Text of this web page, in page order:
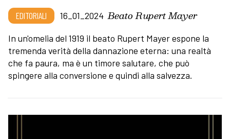
EDITORIALI 16_01_2024 Beato Rupert Mayer
In un'omelia del 1919 il beato Rupert Mayer espone la
tremenda verità della dannazione eterna: una realtà
che fa paura, ma è un timore salutare, che può
spingere alla conversione e quindi alla salvezza.